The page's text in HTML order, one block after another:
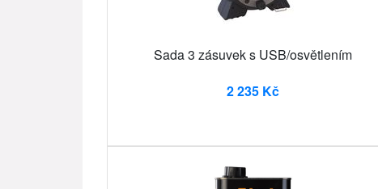
Sada 3 zásuvek s USB/osvětlením
2 235 Kč